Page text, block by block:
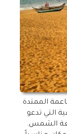
الممتدة
التي تدعو
الشمس.